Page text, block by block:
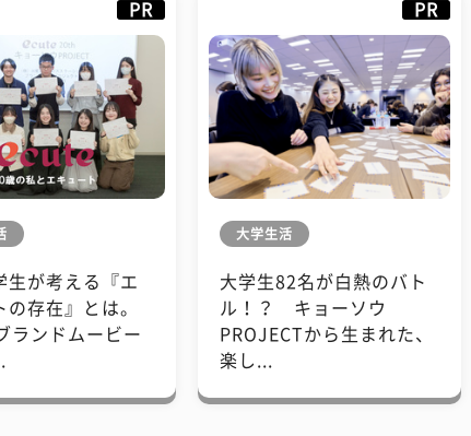
PR
生が考える『エ
の存在』とは。
ランドムービー
PR
大学生活
大学生82名が白熱のバト
ル！？ キョーソウ
PROJECTから生まれた、
楽し...